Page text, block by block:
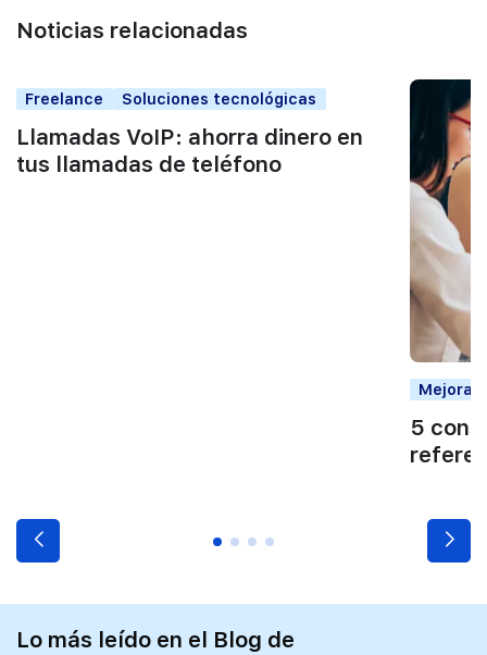
Noticias relacionadas
Freelance Soluciones tecnológicas
Llamadas VoIP: ahorra dinero en
tus llamadas de teléfono
Mejorar
5
Lo más leído en el Blog de